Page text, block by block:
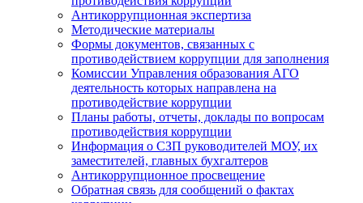
Антикоррупционная экспертиза
Методические материалы
Формы документов, связанных с
противодействием коррупции для заполнения
Комиссии Управления образования АГО
деятельность которых направлена на
противодействие коррупции
Планы работы, отчеты, доклады по вопросам
противодействия коррупции
Информация о СЗП руководителей МОУ, их
заместителей, главных бухгалтеров
Антикоррупционное просвещение
Обратная связь для сообщений о фактах